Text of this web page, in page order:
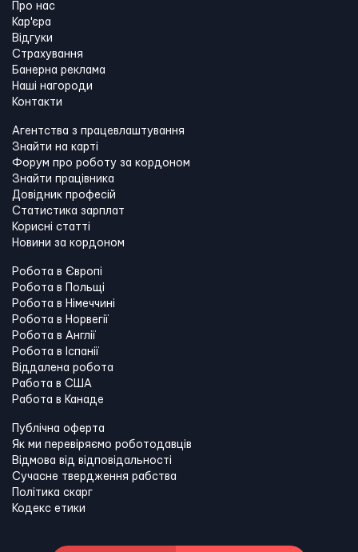
Про нас
Кар'єра
Відгуки
Страхування
Банерна реклама
Наші нагороди
Контакти
Агентства з працевлаштування
Знайти на карті
Форум про роботу за кордоном
Знайти працівника
Довідник професій
Статистика зарплат
Корисні статті
Новини за кордоном
Робота в Європі
Робота в Польщі
Робота в Німеччині
Робота в Норвегії
Робота в Англії
Робота в Іспанії
Віддалена робота
Работа в США
Работа в Канадe
Публічна оферта
Як ми перевіряємо роботодавців
Відмова від відповідальності
Сучасне твердження рабства
Політика скарг
Кодекс етики